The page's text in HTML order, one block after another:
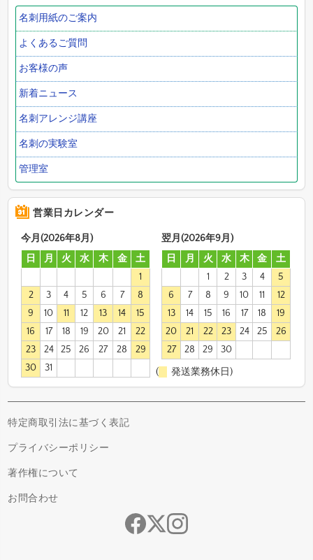
名刺用紙のご案内
よくあるご質問
お客様の声
新着ニュース
名刺アレンジ講座
名刺の実験室
管理室
営業日カレンダー
今月(2026年8月)
日
月 火 水 木 金
土
1
2
3 4 5 6 7
8
9
10 11 12 13 14
15
16
17 18 19 20 21
22
23
24 25 26 27 28
29
30
31
翌月(2026年9月)
日
月 火 水 木 金
土
1
2 3 4
5
6
7 8 9 10 11
12
13
14 15 16 17 18
19
20
21 22 23 24 25
26
27
28 29 30
( 発送業務休日)
特定商取引法に基づく表記
プライバシーポリシー
著作権について
お問合わせ